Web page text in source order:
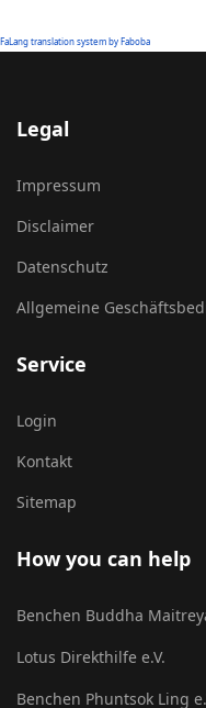
FaLang translation system by Faboba
Legal
Impressum
Disclaimer
Datenschutz
Allgemeine
Service
Login
Kontakt
Sitemap
How you can help
Benchen Buddha
Lotus Direkthilfe e.V.
Benchen Phuntsok Ling